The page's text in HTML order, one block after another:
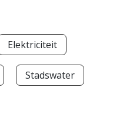
Elektriciteit
Stadswater